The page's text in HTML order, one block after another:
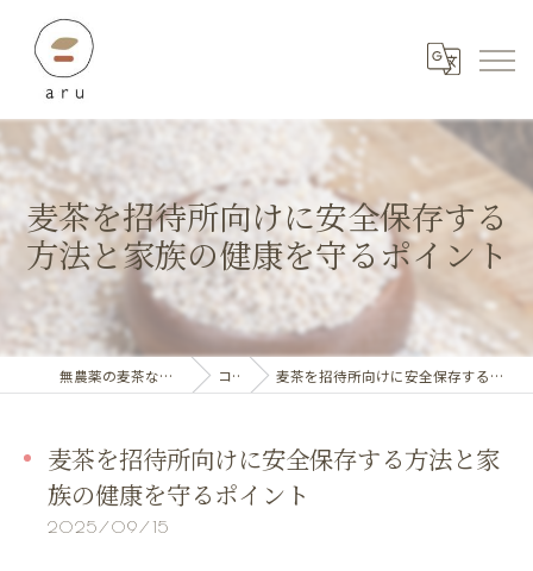
麦茶を招待所向けに安全保存する
方法と家族の健康を守るポイント
無農薬の麦茶ならaru_stylebeoffice コラム 麦茶を招待所向けに安全保存する方法と家族の健康を守るポイント
麦茶を招待所向けに安全保存する方法と家
族の健康を守るポイント
2025/09/15